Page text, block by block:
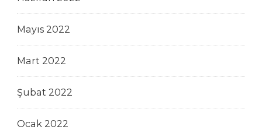
Mayıs 2022
Mart 2022
Şubat 2022
Ocak 2022